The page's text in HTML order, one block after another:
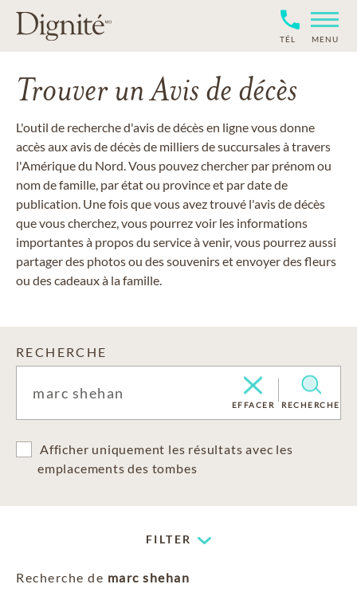
TÉL MENU
Trouver un Avis de décès
L'outil de recherche d'avis de décès en ligne vous donne
accès aux avis de décès de milliers de succursales à travers
l'Amérique du Nord. Vous pouvez chercher par prénom ou
nom de famille, par état ou province et par date de
publication. Une fois que vous avez trouvé l'avis de décès
que vous cherchez, vous pourrez voir les informations
importantes à propos du service à venir, vous pourrez aussi
partager des photos ou des souvenirs et envoyer des fleurs
ou des cadeaux à la famille.
RECHERCHE
EFFACER RECHERCHE
Afficher uniquement les résultats avec les
emplacements des tombes
FILTER
Recherche de marc shehan